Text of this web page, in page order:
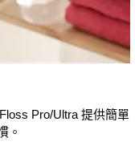
Pro/Ultra 提供簡單
。